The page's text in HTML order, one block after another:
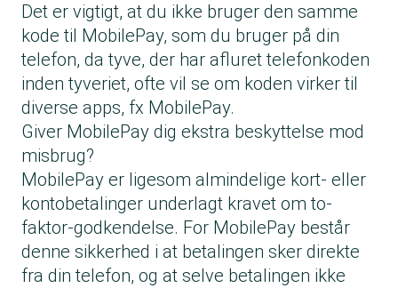
Det er vigtigt, at du ikke bruger den samme
kode til MobilePay, som du bruger på din
telefon, da tyve, der har afluret telefonkoden
inden tyveriet, ofte vil se om koden virker til
diverse apps, fx MobilePay.
Giver MobilePay dig ekstra beskyttelse mod
misbrug?
MobilePay er ligesom almindelige kort- eller
kontobetalinger underlagt kravet om to-
faktor-godkendelse. For MobilePay består
denne sikkerhed i at betalingen sker direkte
fra din telefon, og at selve betalingen ikke